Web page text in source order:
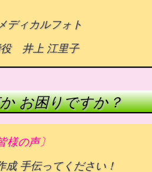
ディカルフォト
役 井上 江里子
お困りですか？
様の声〕
成 手伝ってください！